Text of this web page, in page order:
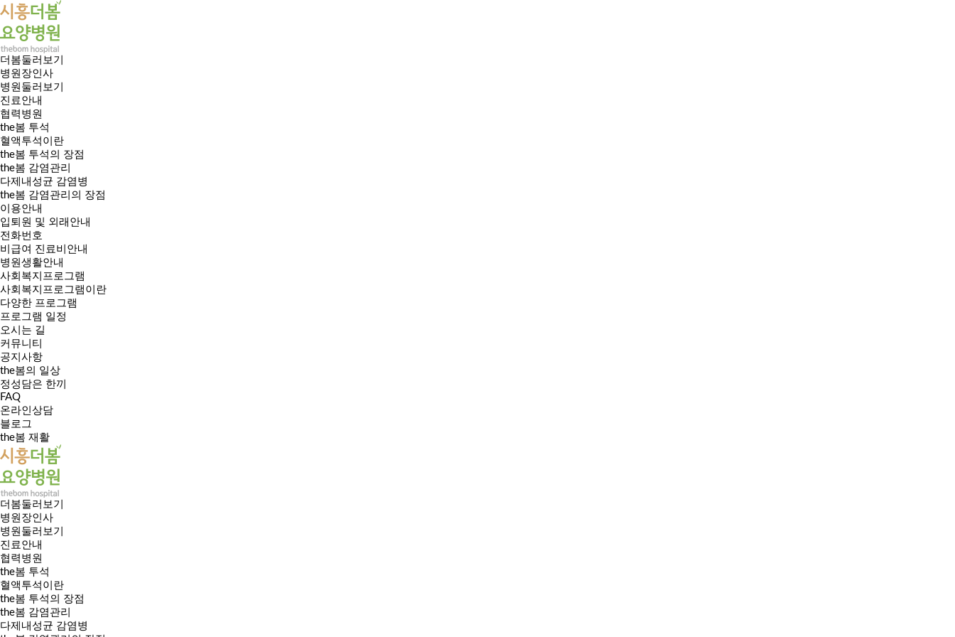
더봄둘러보기
병원장인사
병원둘러보기
진료안내
협력병원
the봄 투석
혈액투석이란
the봄 투석의 장점
the봄 감염관리
다제내성균 감염병
the봄 감염관리의 장점
이용안내
입퇴원 및 외래안내
전화번호
비급여 진료비안내
병원생활안내
사회복지프로그램
사회복지프로그램이란
다양한 프로그램
프로그램 일정
오시는 길
커뮤니티
공지사항
the봄의 일상
정성담은 한끼
FAQ
온라인상담
블로그
the봄 재활
더봄둘러보기
병원장인사
병원둘러보기
진료안내
협력병원
the봄 투석
혈액투석이란
the봄 투석의 장점
the봄 감염관리
다제내성균 감염병